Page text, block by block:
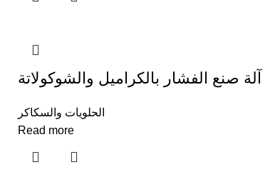
آلة صنع الفشار بالكراميل والشوكولاتة
الحلويات والسكاكر
Read more